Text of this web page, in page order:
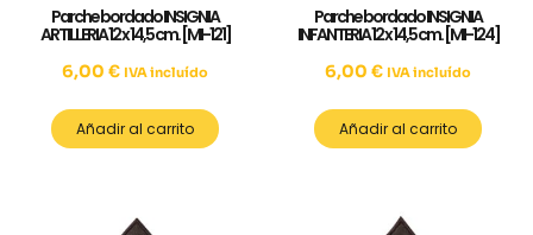
Parche bordado INSIGNIA
ARTILLERIA 12 x 14,5 cm. [MI-121]
6,00 € IVA incluído
Añadir al carrito
Parche bordado INSIGNIA
INFANTERIA 12 x 14,5 cm. [MI-124]
6,00 € IVA incluído
Añadir al carrito